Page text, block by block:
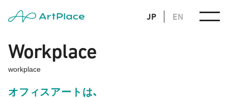
JP EN
Workplace
workplace
オフィスアートは、